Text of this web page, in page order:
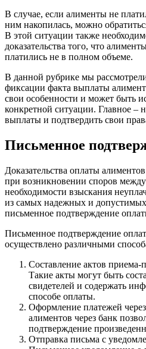
В случае, если алименты не
ним накопилась, можно
В этой ситуации также
доказательства того, что
платились не в полном объеме.
В данной рубрике мы
фиксации факта выплаты
свои особенности и может быть
конкретной ситуации. Главное –
выплаты и подтвердить свои
Письменное
Доказательства оплаты
при возникновении споров
необходимости взыскания
из самых надежных и допустимых
письменное подтверждение
Письменное подтверждение
осуществлено различными
Составление актов приема-
Такие акты могут быть
свидетелей и содержать
способе оплаты.
Оформление платежей
алиментов через банк
подтверждение
Отправка письма с